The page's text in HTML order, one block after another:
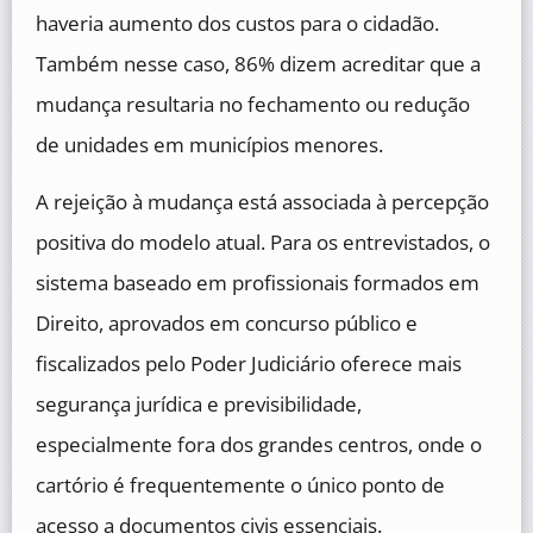
haveria aumento dos custos para o cidadão.
Também nesse caso, 86% dizem acreditar que a
mudança resultaria no fechamento ou redução
de unidades em municípios menores.
A rejeição à mudança está associada à percepção
positiva do modelo atual. Para os entrevistados, o
sistema baseado em profissionais formados em
Direito, aprovados em concurso público e
fiscalizados pelo Poder Judiciário oferece mais
segurança jurídica e previsibilidade,
especialmente fora dos grandes centros, onde o
cartório é frequentemente o único ponto de
acesso a documentos civis essenciais.